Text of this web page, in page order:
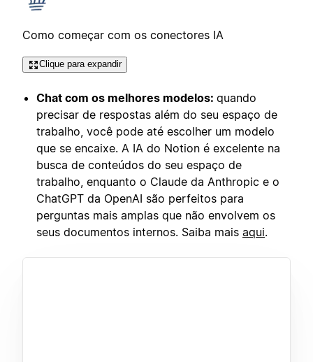
Como começar com os conectores IA
Clique para expandir
Chat com os melhores modelos: quando
precisar de respostas além do seu espaço de
trabalho, você pode até escolher um modelo
que se encaixe. A IA do Notion é excelente na
busca de conteúdos do seu espaço de
trabalho, enquanto o Claude da Anthropic e o
ChatGPT da OpenAI são perfeitos para
perguntas mais amplas que não envolvem os
seus documentos internos. Saiba mais aqui.